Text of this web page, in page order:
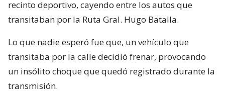
recinto deportivo, cayendo entre los autos que
transitaban por la Ruta Gral. Hugo Batalla.
Lo que nadie esperó fue que, un vehículo que
transitaba por la calle decidió frenar, provocando
un insólito choque que quedó registrado durante la
transmisión.